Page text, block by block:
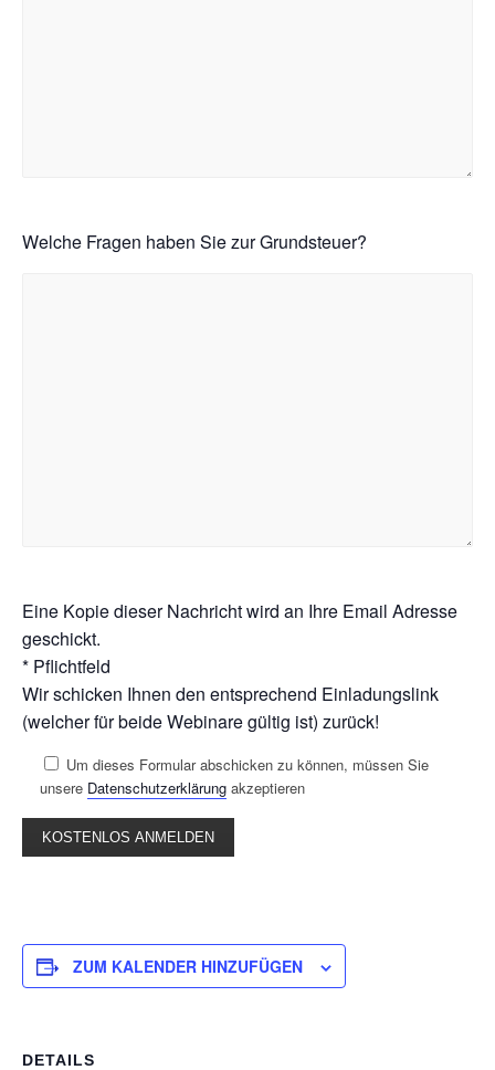
Welche Fragen haben Sie zur Grundsteuer?
Eine Kopie dieser Nachricht wird an Ihre Email Adresse
geschickt.
* Pflichtfeld
Wir schicken Ihnen den entsprechend Einladungslink
(welcher für beide Webinare gültig ist) zurück!
Um dieses Formular abschicken zu können, müssen Sie
unsere Datenschutzerklärung akzeptieren
ZUM KALENDER HINZUFÜGEN
DETAILS